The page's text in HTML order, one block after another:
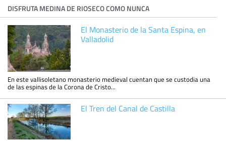
DISFRUTA MEDINA DE RIOSECO COMO NUNCA
El Monasterio de la Santa Espina, en
Valladolid
En este vallisoletano monasterio medieval cuentan que se custodia una
de las espinas de la Corona de Cristo...
El Tren del Canal de Castilla